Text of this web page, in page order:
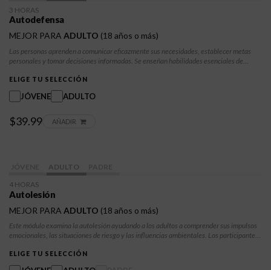
3 HORAS
Autodefensa
MEJOR PARA ADULTO (18 años o más)
Las personas aprenden a comunicar eficazmente sus necesidades, establecer metas
personales y tomar decisiones informadas. Se enseñan habilidades esenciales de
participantes a afrontar situaciones difíciles. Aprenderán a defender sus derechos de
forma saludable, a tomar las riendas de su futuro y a desarrollar resiliencia frente a las
influencias negativas.
ELIGE TU SELECCIÓN
JÓVENE ADULTO
$39.99 AÑADIR
ADULTO
4 HORAS
Autolesión
MEJOR PARA ADULTO (18 años o más)
Este módulo examina la autolesión ayudando a los adultos a comprender sus impulsos
emocionales, las situaciones de riesgo y las influencias ambientales. Los participantes
y maneras de crear espacios de apoyo. La clase promueve la consciencia, la
autorregulación y las conductas de búsqueda de ayuda que fortalecen la resiliencia y
ELIGE TU SELECCIÓN